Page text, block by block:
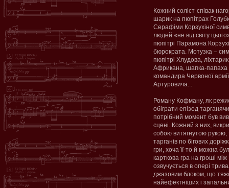
Кожний соліст-співак
шарик на пюпітрах
Серафіми Корзухіної
людей «не від світу
пюпітрі Парамона
бюрократа. Мотузка –
пюпітрі Хлудова,
Африкана, шапка-папаха
командира Червоної
Артуровича...
Роману Кофману, як
обіграти епізод
потрібний момент був
сцені. Кожний з них,
собою витягнутою рукою,
тарганів по бігових
гри, хоча її-то й можна
карткова гра на гроші
озвучується в опері
джазовим блоком, що
найефектніших і